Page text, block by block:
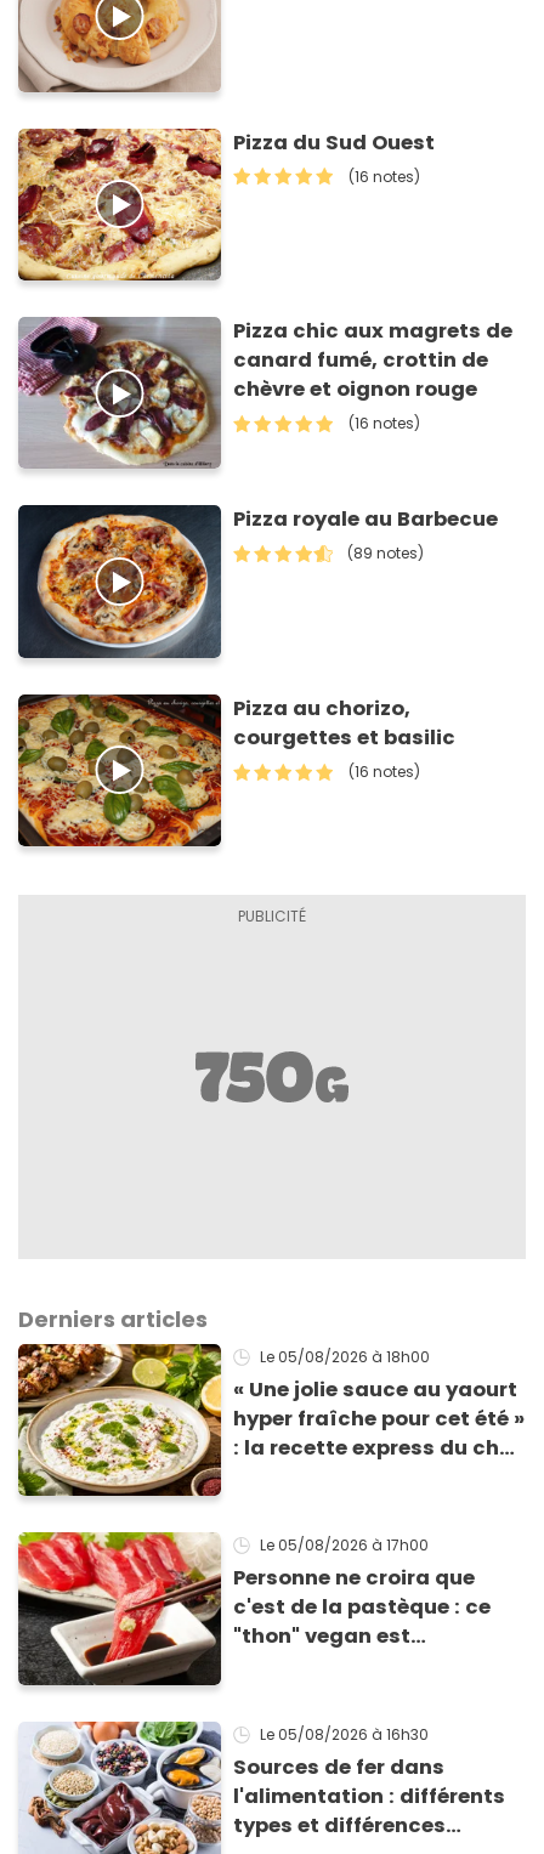
Pizza du Sud Ouest
(16 notes)
Pizza chic aux magrets de
canard fumé, crottin de
chèvre et oignon rouge
(16 notes)
Pizza royale au Barbecue
(89 notes)
Pizza au chorizo,
courgettes et basilic
(16 notes)
Derniers articles
Le 05/08/2026 à 18h00
« Une jolie sauce au yaourt
hyper fraîche pour cet été »
: la recette express du chef
grillades
Le 05/08/2026 à 17h00
Personne ne croira que
c'est de la pastèque : ce
"thon" vegan est
Le 05/08/2026 à 16h30
Sources de fer dans
l'alimentation : différents
types et différences